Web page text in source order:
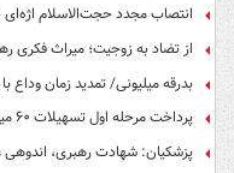
انتصاب مجدد حجت‌الاسلام اژه‌ای
از تضاد به زوجیت؛ میراث فکری
بدرقه میلیونی/ تمدید زمان وداع
پرداخت مرحله اول تسهیلات ۶۰ میلیون تومانی بازنشستگان تامین اجتماعی
پزشکیان: شهادت رهبری، اندوهی